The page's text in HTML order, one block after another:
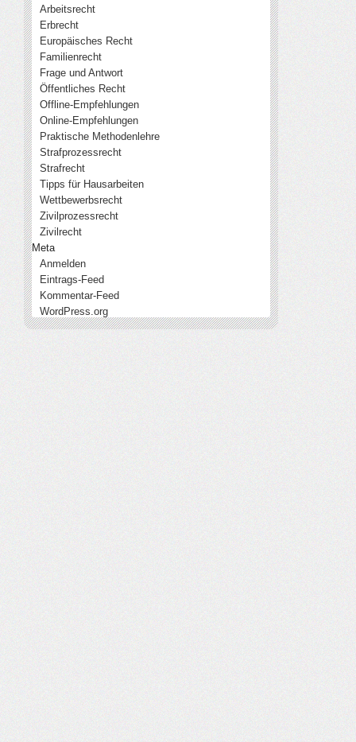
Arbeitsrecht
Erbrecht
Europäisches Recht
Familienrecht
Frage und Antwort
Öffentliches Recht
Offline-Empfehlungen
Online-Empfehlungen
Praktische Methodenlehre
Strafprozessrecht
Strafrecht
Tipps für Hausarbeiten
Wettbewerbsrecht
Zivilprozessrecht
Zivilrecht
Meta
Anmelden
Eintrags-Feed
Kommentar-Feed
WordPress.org